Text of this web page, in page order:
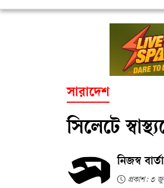
সারাদেশ
সিলেটে
নিজস্ব
প্রকাশ: ৩